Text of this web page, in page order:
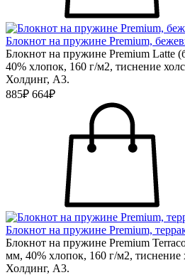
Блокнот на пружине Premium,
Блокнот на пружине Premium Latte
40% хлопок, 160 г/м2, тиснение
Холдинг, А3.
885₽ 664₽
Блокнот на пружине Premium,
Блокнот на пружине Premium
мм, 40% хлопок, 160 г/м2, тиснение
Холдинг, А3.